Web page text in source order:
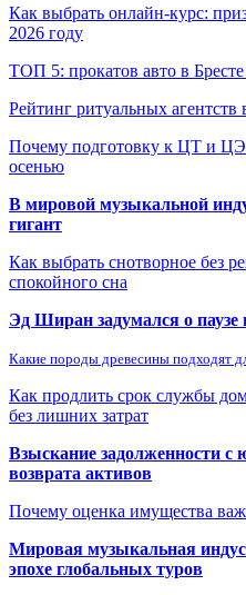
Как выбрать онлайн-курс:
2026 году
ТОП 5: прокатов авто в
Рейтинг ритуальных агентств
Почему подготовку к ЦТ и ЦЭ
осенью
В мировой музыкальной
гигант
Как выбрать снотворное без
спокойного сна
Эд Ширан задумался о паузе
Какие породы древесины подходят
Как продлить срок службы
без лишних затрат
Взыскание задолженности с
возврата активов
Почему оценка имущества
Мировая музыкальная
эпохе глобальных туров